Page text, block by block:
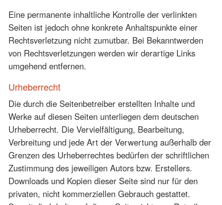
Eine permanente inhaltliche Kontrolle der verlinkten
Seiten ist jedoch ohne konkrete Anhaltspunkte einer
Rechtsverletzung nicht zumutbar. Bei Bekanntwerden
von Rechtsverletzungen werden wir derartige Links
umgehend entfernen.
Urheberrecht
Die durch die Seitenbetreiber erstellten Inhalte und
Werke auf diesen Seiten unterliegen dem deutschen
Urheberrecht. Die Vervielfältigung, Bearbeitung,
Verbreitung und jede Art der Verwertung außerhalb der
Grenzen des Urheberrechtes bedürfen der schriftlichen
Zustimmung des jeweiligen Autors bzw. Erstellers.
Downloads und Kopien dieser Seite sind nur für den
privaten, nicht kommerziellen Gebrauch gestattet.